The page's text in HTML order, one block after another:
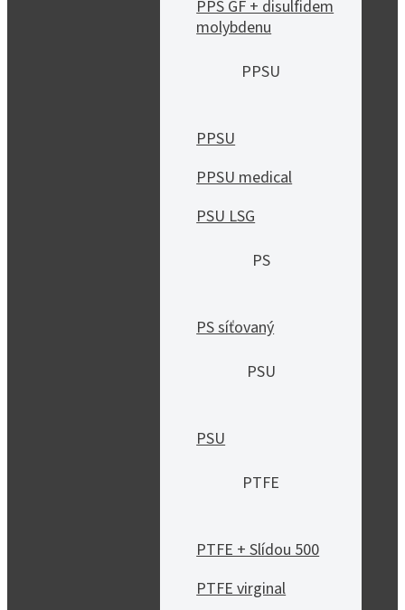
PPS GF + disulfidem
molybdenu
PPSU
PPSU
PPSU medical
PSU LSG
PS
PS síťovaný
PSU
PSU
PTFE
PTFE + Slídou 500
PTFE virginal